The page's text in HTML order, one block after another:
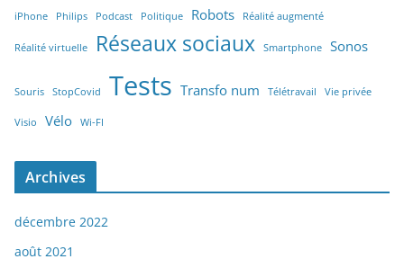
iPhone Philips Podcast Politique Robots Réalité augmenté
Réalité virtuelle Réseaux sociaux Smartphone Sonos
Souris StopCovid Tests Transfo num Télétravail Vie privée
Visio Vélo Wi-FI
Archives
décembre 2022
août 2021